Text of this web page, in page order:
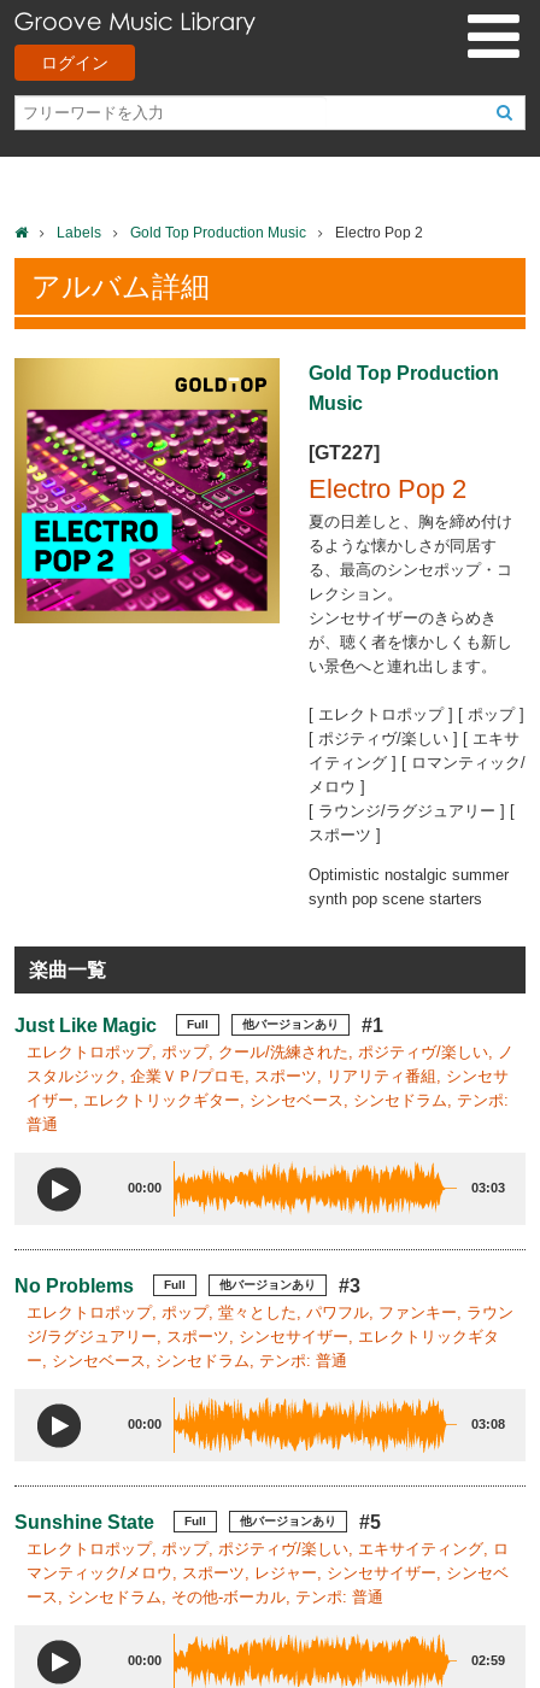
ログイン
Labels Gold Top Production Music Electro Pop 2
アルバム詳細
Gold Top Production
Music
[GT227]
Electro Pop 2
夏の日差しと、胸を締め付け
るような懐かしさが同居す
る、最高のシンセポップ・コ
レクション。
シンセサイザーのきらめき
が、聴く者を懐かしくも新し
い景色へと連れ出します。
[ エレクトロポップ ] [ ポップ ]
[ ポジティヴ/楽しい ] [ エキサ
イティング ] [ ロマンティック/
メロウ ]
[ ラウンジ/ラグジュアリー ] [
スポーツ ]
Optimistic nostalgic summer
synth pop scene starters
楽曲一覧
Just Like Magic Full 他バージョンあり #1
エレクトロポップ, ポップ, クール/洗練された, ポジティヴ/楽しい, ノ
スタルジック, 企業ＶＰ/プロモ, スポーツ, リアリティ番組, シンセサ
イザー, エレクトリックギター, シンセベース, シンセドラム, テンポ:
普通
00:00 03:03
No Problems Full 他バージョンあり #3
エレクトロポップ, ポップ, 堂々とした, パワフル, ファンキー, ラウン
ジ/ラグジュアリー, スポーツ, シンセサイザー, エレクトリックギタ
ー, シンセベース, シンセドラム, テンポ: 普通
00:00 03:08
Sunshine State Full 他バージョンあり #5
エレクトロポップ, ポップ, ポジティヴ/楽しい, エキサイティング, ロ
マンティック/メロウ, スポーツ, レジャー, シンセサイザー, シンセベ
ース, シンセドラム, その他-ボーカル, テンポ: 普通
00:00 02:59